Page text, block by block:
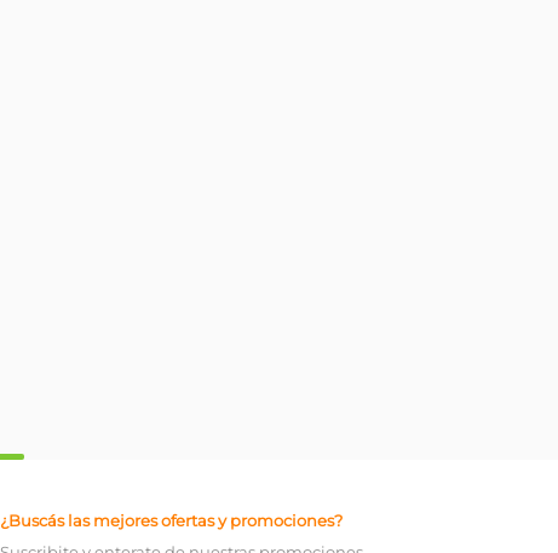
¿Buscás las mejores ofertas y promociones?